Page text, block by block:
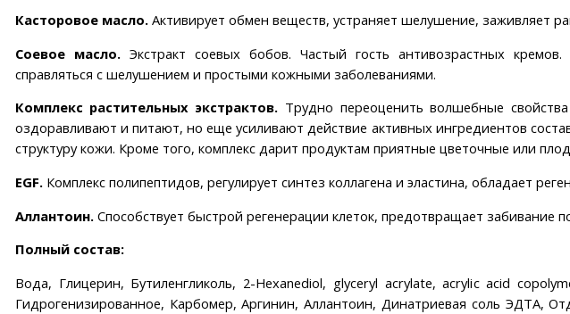
Касторовое масло.Активирует обмен веществ, устраняет шелушение, заживляет
Соевое масло.Экстракт соевых бобов. Частый гость антивозрастных
справляться с шелушением и простыми кожными заболеваниями.
Комплекс растительных экстрактов. Трудно переоценить волшебные
оздоравливают и питают, но еще усиливают действие активных ингредиентов
структуру кожи. Кроме того, комплекс дарит продуктам приятные цветочные или
EGF.Комплекс полипептидов, регулирует синтез коллагена и эластина, обладает
Аллантоин.Способствует быстрой регенерации клеток, предотвращает забивание
Полный состав:
Вода, Глицерин, Бутиленгликоль, 2-Hexanediol, glyceryl acrylate, acrylic acid
Гидрогенизированное, Карбомер, Аргинин, Аллантоин, Динатриевая соль ЭДТА,